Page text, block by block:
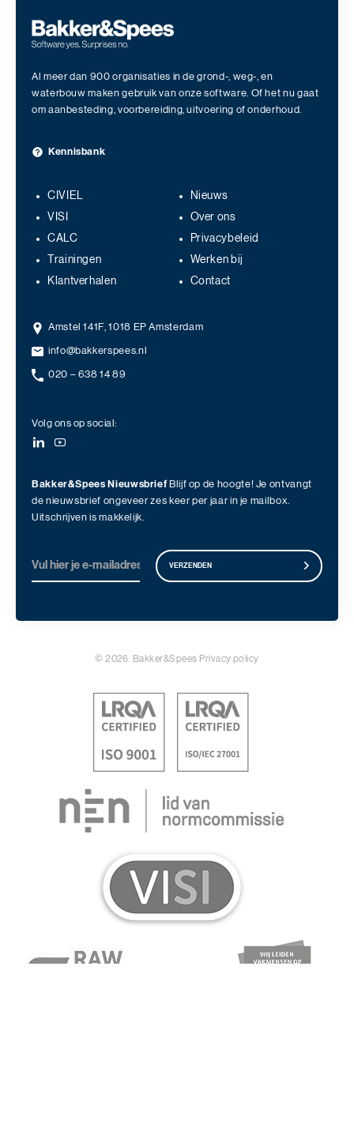
Al meer dan 900 organisaties in de grond-, weg-, en
waterbouw maken gebruik van onze software. Of het nu gaat
om aanbesteding, voorbereiding, uitvoering of onderhoud.
Kennisbank
CIVIEL
VISI
CALC
Trainingen
Klantverhalen
Nieuws
Over ons
Privacybeleid
Werken bij
Contact
Amstel 141F, 1018 EP Amsterdam
info@bakkerspees.nl
020 – 638 14 89
Volg ons op social:
Bakker&Spees Nieuwsbrief Blijf op de hoogte! Je ontvangt
de nieuwsbrief ongeveer zes keer per jaar in je mailbox.
Uitschrijven is makkelijk.
VERZENDEN
© 2026. Bakker&Spees Privacy policy